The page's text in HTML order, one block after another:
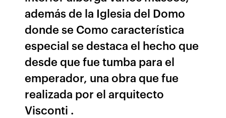
además de la Iglesia del Domo
donde se Como característica
especial se destaca el hecho que
desde que fue tumba para el
emperador, una obra que fue
realizada por el arquitecto
Visconti .